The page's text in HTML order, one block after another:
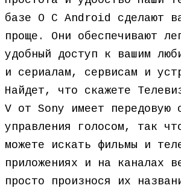
базе О С Android сделают
проще. Они обеспечивают
удобный доступ к вашим
и сериалам, сервисам и
Найдет, что скажете
V от Sony имеет передовую
управления голосом, так
можете искать фильмы и
приложениях и на каналах
просто произнося их